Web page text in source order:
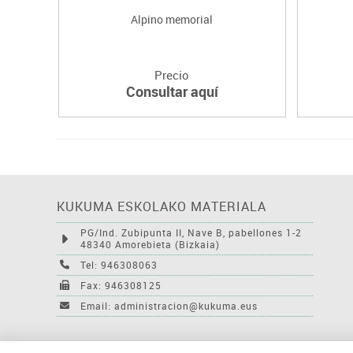
Alpino memorial
Precio
Consultar aquí
KUKUMA ESKOLAKO MATERIALA
PG/Ind. Zubipunta II, Nave B, pabellones 1-2
48340 Amorebieta (Bizkaia)
Tel: 946308063
Fax: 946308125
Email: administracion@kukuma.eus